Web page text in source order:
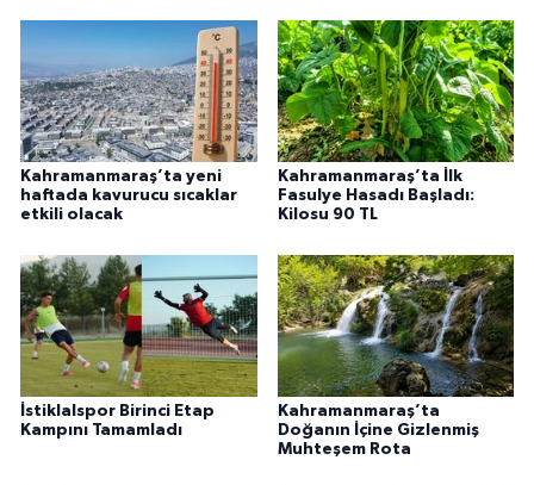
Kahramanmaraş’ta yeni
haftada kavurucu sıcaklar
etkili olacak
Kahramanmaraş’ta İlk
Fasulye Hasadı Başladı:
Kilosu 90 TL
İstiklalspor Birinci Etap
Kampını Tamamladı
Kahramanmaraş’ta
Doğanın İçine Gizlenmiş
Muhteşem Rota